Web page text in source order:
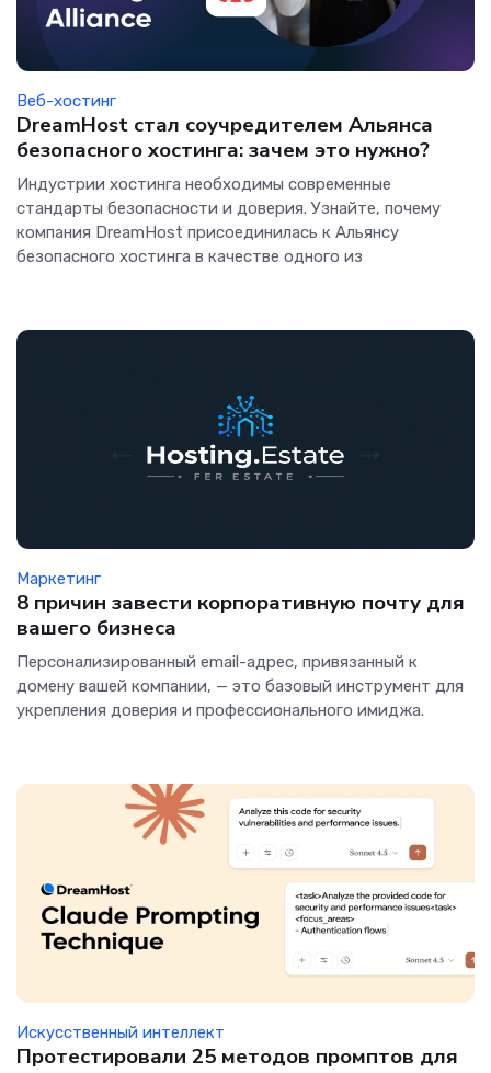
Веб-хостинг
DreamHost стал соучредителем Альянса
безопасного хостинга: зачем это нужно?
Индустрии хостинга необходимы современные
стандарты безопасности и доверия. Узнайте, почему
компания DreamHost присоединилась к Альянсу
безопасного хостинга в качестве одного из
Маркетинг
8 причин завести корпоративную почту для
вашего бизнеса
Персонализированный email-адрес, привязанный к
домену вашей компании, — это базовый инструмент для
укрепления доверия и профессионального имиджа.
Искусственный интеллект
Протестировали 25 методов промптов для